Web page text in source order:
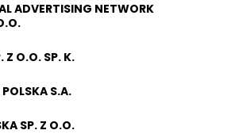
ADVERTISING NETWORK
Z O.O. SP. K.
S.A.
SP. Z O.O.